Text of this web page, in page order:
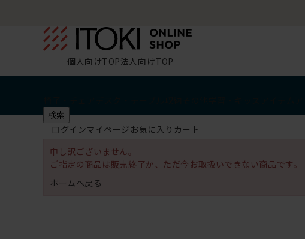
個人向けTOP法人向けTOP
検索
ログインマイページ お気に入り カート
申し訳ございません。
ご指定の商品は販売終了か、ただ今お取扱いできない商品です。
ホームへ戻る